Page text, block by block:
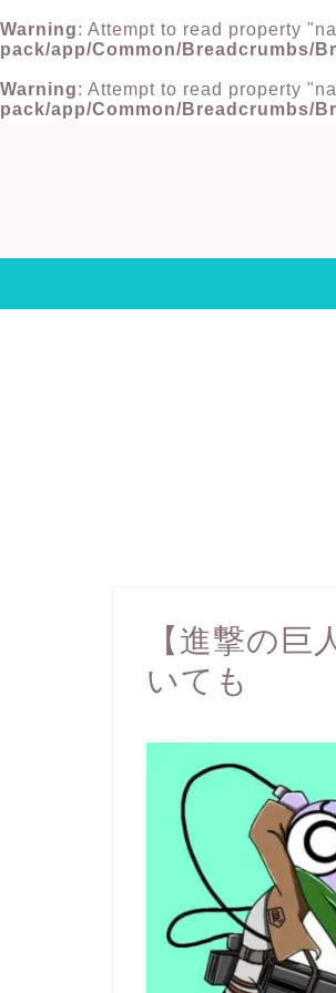
Warning: Attempt to read property
pack/app/Common/Breadcrumbs/
Warning: Attempt to read property
pack/app/Common/Breadcrumbs/
【進撃の
いても